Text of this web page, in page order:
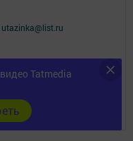
Tatmediaсервисов и
настройках браузера.